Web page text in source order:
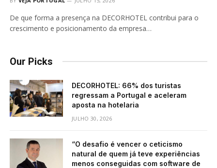
De que forma a presença na DECORHOTEL contribui para o
crescimento e posicionamento da empresa…
Our Picks
DECORHOTEL: 66% dos turistas
regressam a Portugal e aceleram
aposta na hotelaria
JULHO 30, 2026
“O desafio é vencer o ceticismo
natural de quem já teve experiências
menos conseguidas com software de